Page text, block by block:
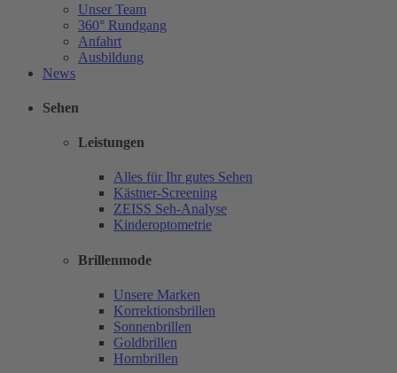
Unser Team
360° Rundgang
Anfahrt
Ausbildung
News
Sehen
Leistungen
Alles für Ihr gutes Sehen
Kästner-Screening
ZEISS Seh-Analyse
Kinderoptometrie
Brillenmode
Unsere Marken
Korrektionsbrillen
Sonnenbrillen
Goldbrillen
Hornbrillen